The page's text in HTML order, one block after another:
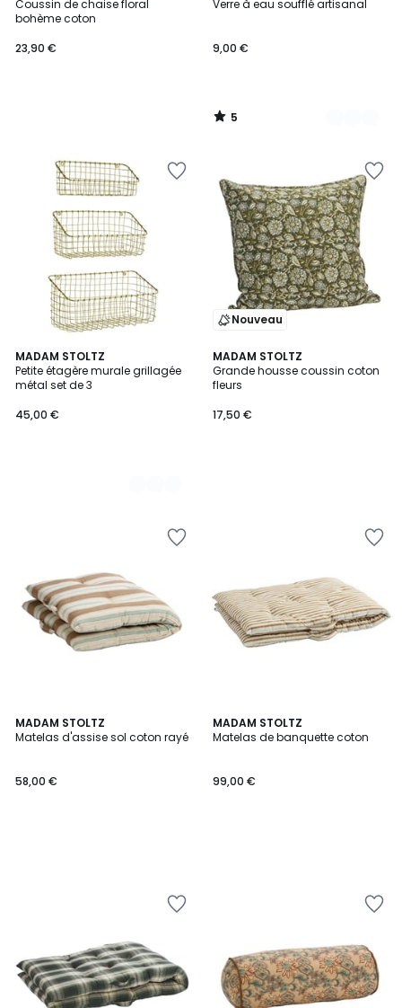
Coussin de chaise floral
bohème coton
23,90 €
Verre à eau soufflé artisanal
9,00 €
/
Couleurs
5
/
MADAM STOLTZ
Petite étagère murale grillagée
métal set de 3
45,00 €
3
Couleurs
Nouveau
MADAM STOLTZ
Grande housse coussin coton
fleurs
17,50 €
MADAM STOLTZ
Matelas d'assise sol coton rayé
58,00 €
MADAM STOLTZ
Matelas de banquette coton
99,00 €